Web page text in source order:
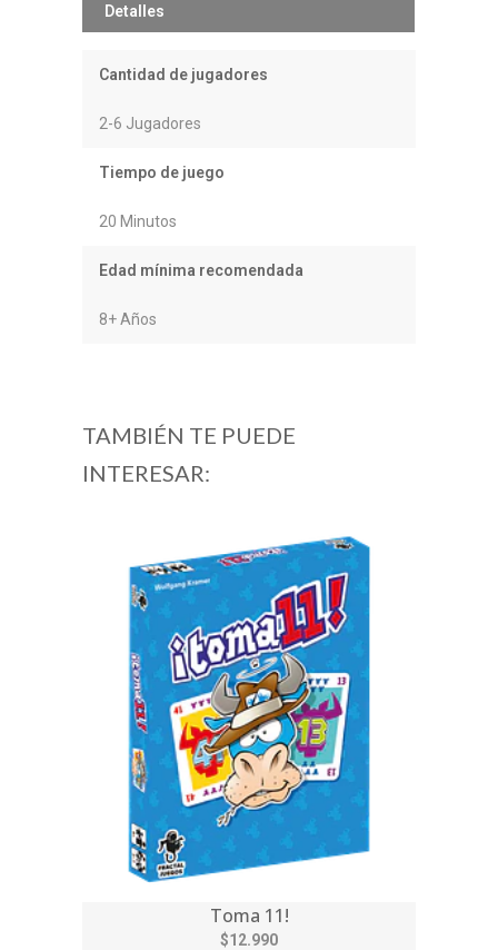
Detalles
Cantidad de jugadores
2-6 Jugadores
Tiempo de juego
20 Minutos
Edad mínima recomendada
8+ Años
TAMBIÉN TE PUEDE
INTERESAR:
Toma 11!
$12.990